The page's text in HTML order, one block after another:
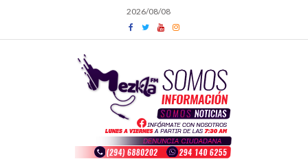
content
2026/08/08